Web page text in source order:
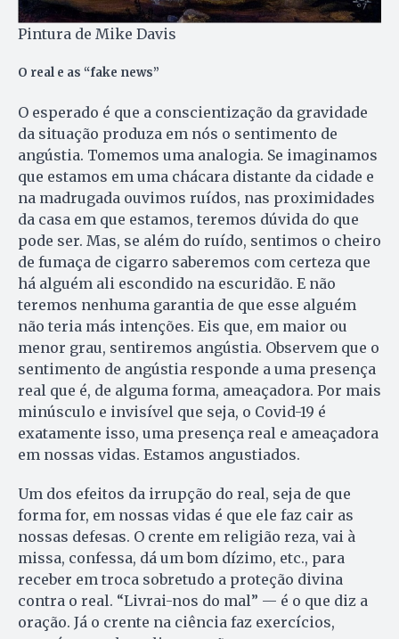
Pintura de Mike Davis
O real e as “fake news”
O esperado é que a conscientização da gravidade
da situação produza em nós o sentimento de
angústia. Tomemos uma analogia. Se imaginamos
que estamos em uma chácara distante da cidade e
na madrugada ouvimos ruídos, nas proximidades
da casa em que estamos, teremos dúvida do que
pode ser. Mas, se além do ruído, sentimos o cheiro
de fumaça de cigarro saberemos com certeza que
há alguém ali escondido na escuridão. E não
teremos nenhuma garantia de que esse alguém
não teria más intenções. Eis que, em maior ou
menor grau, sentiremos angústia. Observem que o
sentimento de angústia responde a uma presença
real que é, de alguma forma, ameaçadora. Por mais
minúsculo e invisível que seja, o Covid-19 é
exatamente isso, uma presença real e ameaçadora
em nossas vidas. Estamos angustiados.
Um dos efeitos da irrupção do real, seja de que
forma for, em nossas vidas é que ele faz cair as
nossas defesas. O crente em religião reza, vai à
missa, confessa, dá um bom dízimo, etc., para
receber em troca sobretudo a proteção divina
contra o real. “Livrai-nos do mal” — é o que diz a
oração. Já o crente na ciência faz exercícios,